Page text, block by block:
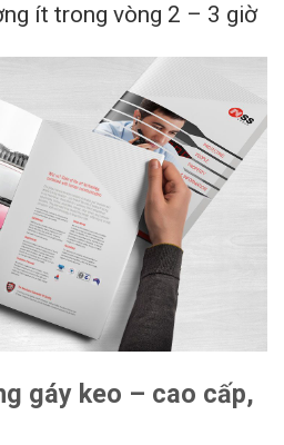
ít trong vòng 2 – 3 giờ
gáy keo – cao cấp,